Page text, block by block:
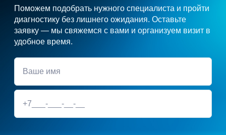
Поможем подобрать нужного специалиста и пройти
диагностику без лишнего ожидания. Оставьте
заявку — мы свяжемся с вами и организуем визит в
удобное время.